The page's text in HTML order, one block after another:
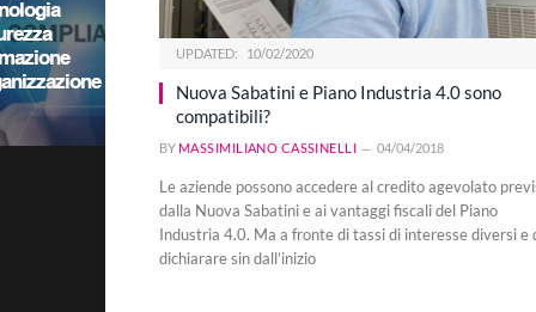
UPDATED: 10/02/2020
Nuova Sabatini e Piano Industria 4.0 sono
compatibili?
BY MASSIMILIANO CASSINELLI 04/04/2018
Le aziende possono accedere al credito agevolato
dalla Nuova Sabatini e ai vantaggi fiscali del Piano
Industria 4.0. Ma a fronte di tassi di interesse diversi e
dichiarare sin dall’inizio